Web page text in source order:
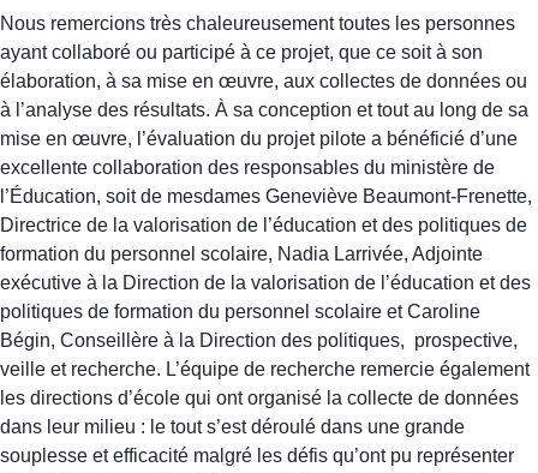
Nous remercions très chaleureusement toutes les personnes
ayant collaboré ou participé à ce projet, que ce soit à son
élaboration, à sa mise en œuvre, aux collectes de données ou
à l’analyse des résultats. À sa conception et tout au long de sa
mise en œuvre, l’évaluation du projet pilote a bénéficié d’une
excellente collaboration des responsables du ministère de
l’Éducation, soit de mesdames Geneviève Beaumont-Frenette,
Directrice de la valorisation de l’éducation et des politiques de
formation du personnel scolaire, Nadia Larrivée, Adjointe
exécutive à la Direction de la valorisation de l’éducation et des
politiques de formation du personnel scolaire et Caroline
Bégin, Conseillère à la Direction des politiques, prospective,
veille et recherche. L’équipe de recherche remercie également
les directions d’école qui ont organisé la collecte de données
dans leur milieu : le tout s’est déroulé dans une grande
souplesse et efficacité malgré les défis qu’ont pu représenter